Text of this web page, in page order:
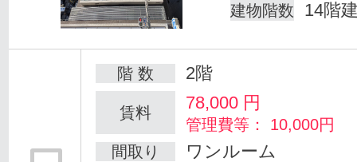
建物階数 14階
階 数 2階
賃料 78,000 円
管理費等： 10,000円
間取り
ワンルーム